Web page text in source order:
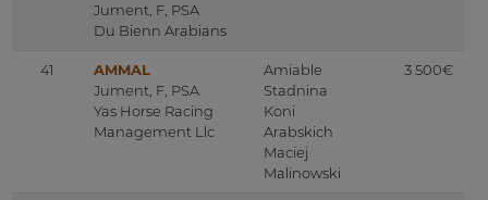
Jument, F, PSA
Du Bienn Arabians
41
AMMAL
Jument, F, PSA
Yas Horse Racing
Management Llc
Amiable
Stadnina
Koni
Arabskich
Maciej
Malinowski
3 500€